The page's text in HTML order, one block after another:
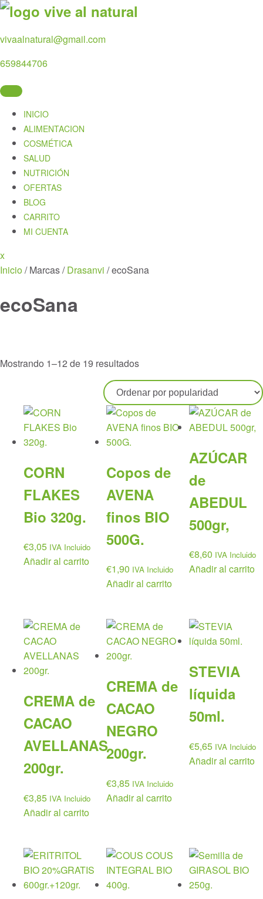
Skip
content
vivaalnatural@gmail.com
659844706
INICIO
ALIMENTACION
COSMÉTICA
SALUD
NUTRICIÓN
OFERTAS
BLOG
CARRITO
MI CUENTA
xClose
Menu
Inicio/ Marcas /Drasanvi / ecoSana
ecoSana
Mostrando 1–12 de 19 resultadosOrdenado
por
popularidad
CORN
FLAKES
Bio 320g.
€3,05 IVA Incluido
Añadir al carrito
Copos de
AVENA
finos BIO
500G.
€1,90 IVA Incluido
Añadir al carrito
AZÚCAR
de
ABEDUL
500gr,
€8,60 IVA Incluido
Añadir al carrito
CREMA de
CACAO
AVELLANAS
200gr.
€3,85 IVA Incluido
Añadir al carrito
CREMA de
CACAO
NEGRO
200gr.
€3,85 IVA Incluido
Añadir al carrito
STEVIA
líquida
50ml.
€5,65 IVA Incluido
Añadir al carrito